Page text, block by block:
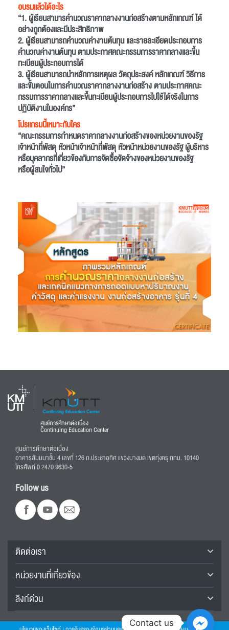
อบรมเเล้วได้อะไร
“1. ผู้เรียนสามารคำนวณราคากลางงานก่อสร้างตามหลักเกณฑ์ ได้
อย่างถูกต้องและมีประสิทธิภาพ
2. ผู้เรียนสามารถคำนวณค่างานต้นทุน และรายละเอียดประกอบการ
คำนวณค่างานต้นทุน ตามประกาศคณะกรรมการราคากลางและขึ้น
ทะเบียนผู้ประกอบการได้
3. ผู้เรียนสามารถนำหลักการเหตุผล วัตถุประสงค์ หลักเกณฑ์ วิธีการ
และขั้นตอนในการคำนวณราคากลางงานก่อสร้าง ตามประกาศคณะ
กรรมการราคากลางและขึ้นทะเบียนผู้ประกอบการไปใช้ได้จริงในการ
ปฏิบัติงานในองค์กร”
โปรเเกรมนี้เหมาะกับใคร
“คณะกรรมการกำหนดราคากลางงานก่อสร้างของหน่วยงานของรัฐ
เจ้าหน้าที่พัสดุ หัวหน้าเจ้าหน้าที่พัสดุ หัวหน้าหน่วยงานของรัฐ ผู้บริหาร
หรือบุคลากรที่เกี่ยวข้องกับการจัดซื้อจัดจ้างของหน่วยงานของรัฐ
หรือผู้สนใจทั่วไป”
ศูนย์การศึกษาต่อเนื่อง
Continuing Education Center
ศูนย์การศึกษาต่อเนื่อง
อาคารสัมมนาชั้น 4 เลขที่ 126 ถ.ประชาอุทิศ แขวงบางมด เขตทุ่งครุ กทม. 10140
โทรศัพท์ 0 2470 9630-5
Follow us
ติดต่อเรา
หน่วยงานที่เกี่ยวข้อง
ลิงก์ด่วน
Contact us